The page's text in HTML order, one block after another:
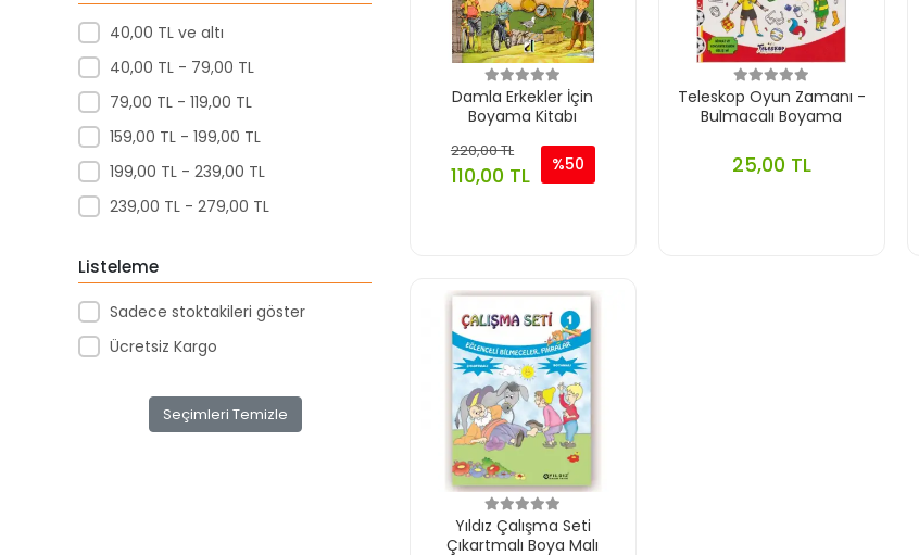
40,00 TL ve altı
40,00 TL - 79,00 TL
79,00 TL - 119,00 TL
159,00 TL - 199,00 TL
199,00 TL - 239,00 TL
239,00 TL - 279,00 TL
Listeleme
Sadece stoktakileri göster
Ücretsiz Kargo
Seçimleri Temizle
Damla Erkekler İçin
Boyama Kitabı
220,00 TL
110,00 TL %50
Teleskop Oyun Zamanı -
Bulmacalı Boyama
25,00 TL
Yıldız Çalışma Seti
Çıkartmalı Boya Malı